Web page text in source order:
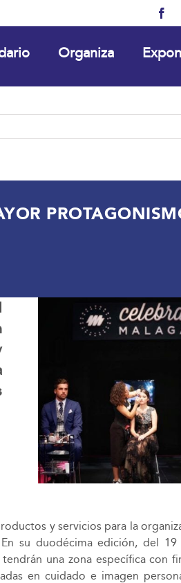
Organiza
y servicios para la
su duodécima edición, del
una zona específica con
en cuidado e imagen